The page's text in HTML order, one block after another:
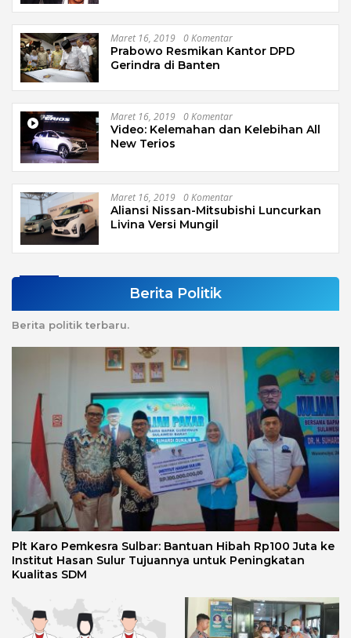
Maret 16, 2019 0 Komentar
Prabowo Resmikan Kantor DPD
Gerindra di Banten
Maret 16, 2019 0 Komentar
Video: Kelemahan dan Kelebihan All
New Terios
Maret 16, 2019 0 Komentar
Aliansi Nissan-Mitsubishi Luncurkan
Livina Versi Mungil
Berita Politik
Berita politik terbaru.
Plt Karo Pemkesra Sulbar: Bantuan Hibah Rp100 Juta ke
Institut Hasan Sulur Tujuannya untuk Peningkatan
Kualitas SDM